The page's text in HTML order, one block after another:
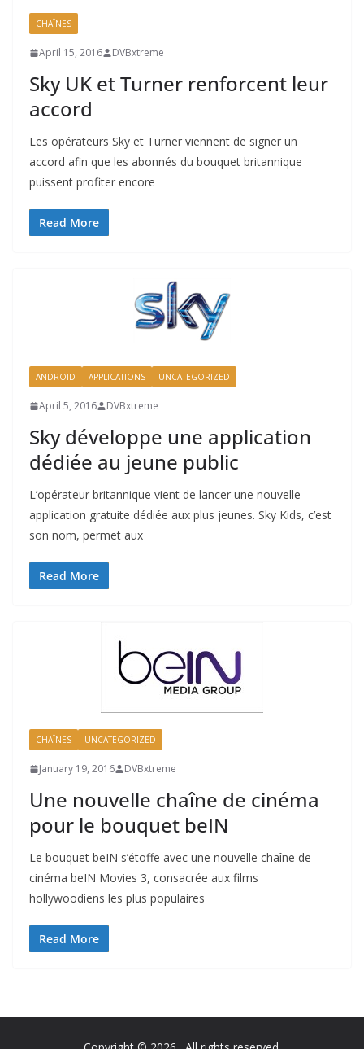
CHAÎNES
April 15, 2016 DVBxtreme
Sky UK et Turner renforcent leur
accord
Les opérateurs Sky et Turner viennent de signer un
accord afin que les abonnés du bouquet britannique
puissent profiter encore
Read More
ANDROID APPLICATIONS UNCATEGORIZED
April 5, 2016 DVBxtreme
Sky développe une application
dédiée au jeune public
L’opérateur britannique vient de lancer une nouvelle
application gratuite dédiée aux plus jeunes. Sky Kids, c’est
son nom, permet aux
Read More
CHAÎNES UNCATEGORIZED
January 19, 2016 DVBxtreme
Une nouvelle chaîne de cinéma
pour le bouquet beIN
Le bouquet beIN s’étoffe avec une nouvelle chaîne de
cinéma beIN Movies 3, consacrée aux films
hollywoodiens les plus populaires
Read More